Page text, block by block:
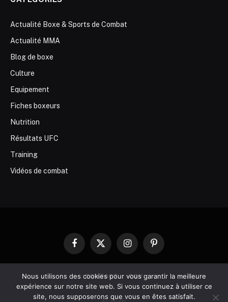
Actualité Boxe & Sports de Combat
Actualité MMA
Blog de boxe
Culture
Equipement
Fiches boxeurs
Nutrition
Résultats UFC
Training
Vidéos de combat
Facebook
X
InstagramPinterest
CONTACT CGV
Nous utilisons des cookies pour vous garantir la meilleure
expérience sur notre site web. Si vous continuez à utiliser ce
site, nous supposerons que vous en êtes satisfait.